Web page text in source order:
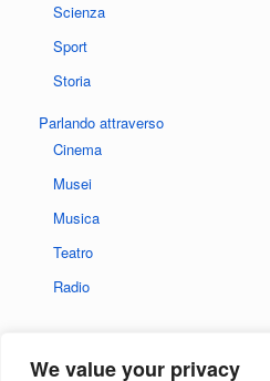
We value your privacy
Scienza
Sport
Storia
Parlando attraverso
Cinema
Musei
Musica
Teatro
Radio